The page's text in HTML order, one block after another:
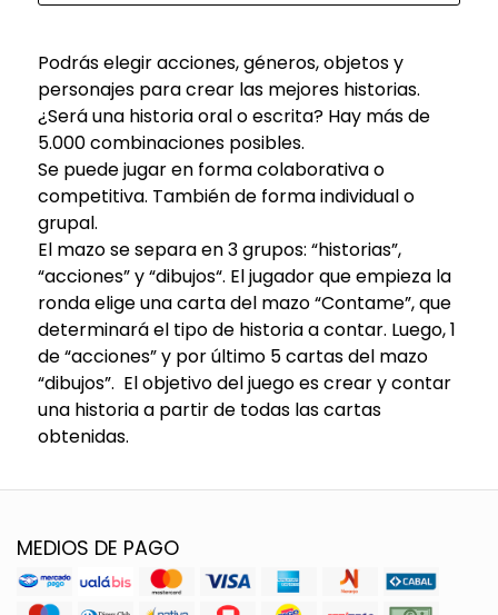
Podrás elegir acciones, géneros, objetos y
personajes para crear las mejores historias.
¿Será una historia oral o escrita? Hay más de
5.000 combinaciones posibles.
Se puede jugar en forma colaborativa o
competitiva. También de forma individual o
grupal.
El mazo se separa en 3 grupos: “historias”,
“acciones” y “dibujos“. El jugador que empieza la
ronda elige una carta del mazo “Contame”, que
determinará el tipo de historia a contar. Luego, 1
de “acciones” y por último 5 cartas del mazo
“dibujos”. El objetivo del juego es crear y contar
una historia a partir de todas las cartas
obtenidas.
MEDIOS DE PAGO